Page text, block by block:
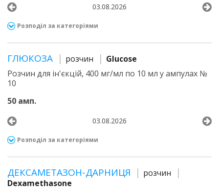
03.08.2026
Розподіл за категоріями
ГЛЮКОЗА розчин
Glucose
Розчин для ін'єкцій, 400 мг/мл по 10 мл у ампулах №
10
50 амп.
03.08.2026
Розподіл за категоріями
ДЕКСАМЕТАЗОН-ДАРНИЦЯ
розчин
Dexamethasone